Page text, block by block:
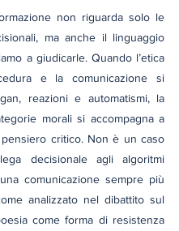
non riguarda solo le
ma anche il linguaggio
a giudicarle. Quando l’etica
e la comunicazione si
reazioni e automatismi, la
morali si accompagna a
critico. Non è un caso
decisionale agli algoritmi
comunicazione sempre più
analizzato nel dibattito sul
come forma di resistenza